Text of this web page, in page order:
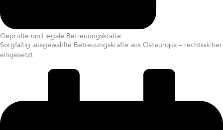
Geprüfte und legale Betreuungskräfte
Sorgfältig ausgewählte Betreuungskräfte aus Osteuropa – rechtssicher
eingesetzt